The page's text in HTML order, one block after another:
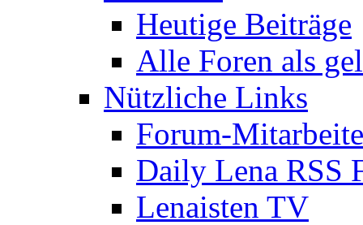
Heutige Beiträge
Alle Foren als
Nützliche Links
Forum-
Daily Lena RSS
Lenaisten TV